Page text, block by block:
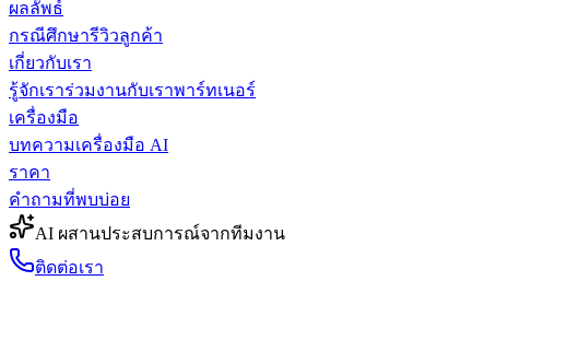
ผลลัพธ์
กรณีศึกษารีวิวลูกค้า
เกี่ยวกับเรา
รู้จักเราร่วมงานกับเราพาร์ทเนอร์
เครื่องมือ
บทความเครื่องมือ AI
ราคา
คำถามที่พบบ่อย
AI ผสานประสบการณ์จากทีมงาน
ติดต่อเรา